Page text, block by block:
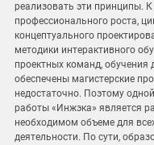
реализовать эти принципы.
профессионального роста,
концептуального
методики интерактивного
проектных команд,
обеспечены магистерские
недостаточно. Поэтому
работы «Инжэка» является
необходимом объеме для
деятельности. По сути,